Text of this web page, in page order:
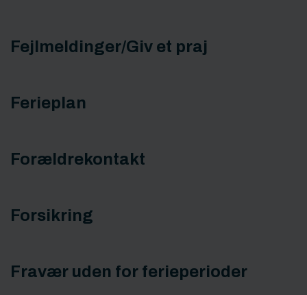
Fejlmeldinger/Giv et praj
Ferieplan
Forældrekontakt
Forsikring
Fravær uden for ferieperioder